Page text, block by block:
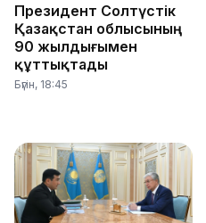
Президент Солтүстік
Қазақстан облысының
90 жылдығымен
құттықтады
Бүгін, 18:45